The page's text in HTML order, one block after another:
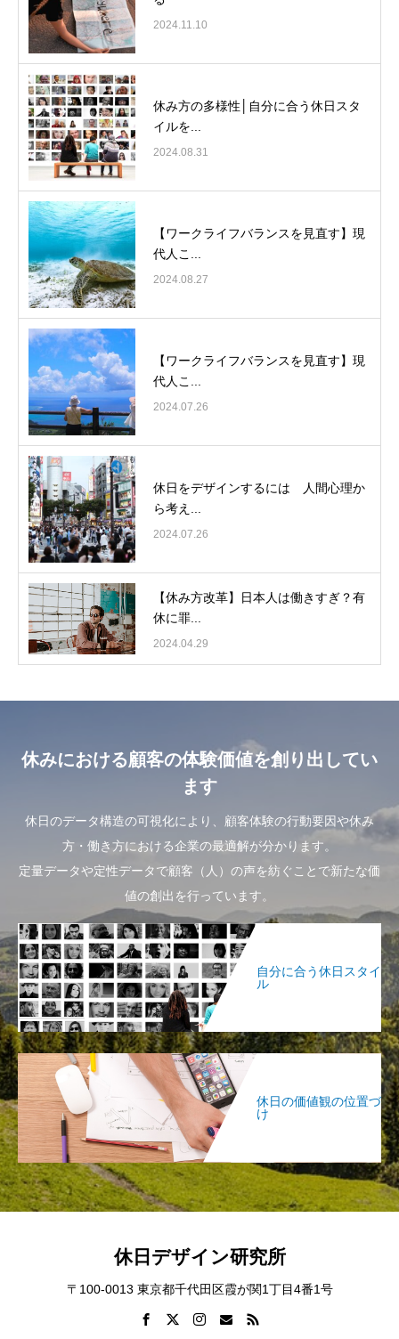
2024.11.10
休み方の多様性│自分に合う休日スタ
イルを...
2024.08.31
【ワークライフバランスを見直す】現
代人こ...
2024.08.27
【ワークライフバランスを見直す】現
代人こ...
2024.07.26
休日をデザインするには 人間心理か
ら考え...
2024.07.26
【休み方改革】日本人は働きすぎ？有
休に罪...
2024.04.29
休みにおける顧客の体験価値を創り出してい
ます
休日のデータ構造の可視化により、顧客体験の行動要因や休み
方・働き方における企業の最適解が分かります。
定量データや定性データで顧客（人）の声を紡ぐことで新たな価
値の創出を行っています。
自分に合う休日スタイ
ル
休日の価値観の位置づ
け
休日デザイン研究所
〒100-0013 東京都千代田区霞が関1丁目4番1号